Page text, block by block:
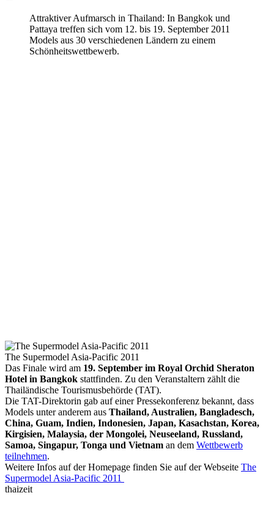
Attraktiver Aufmarsch in Thailand: In Bangkok und
Pattaya treffen sich vom 12. bis 19. September 2011
Models aus 30 verschiedenen Ländern zu einem
Schönheitswettbewerb.
The Supermodel Asia-Pacific 2011
Das Finale wird am 19. September im Royal Orchid Sheraton
Hotel in Bangkok stattfinden. Zu den Veranstaltern zählt die
Thailändische Tourismusbehörde (TAT).
Die TAT-Direktorin gab auf einer Pressekonferenz bekannt, dass
Models unter anderem aus Thailand, Australien, Bangladesch,
China, Guam, Indien, Indonesien, Japan, Kasachstan, Korea,
Kirgisien, Malaysia, der Mongolei, Neuseeland, Russland,
Samoa, Singapur, Tonga und Vietnam an dem Wettbewerb
teilnehmen.
Weitere Infos auf der Homepage finden Sie auf der Webseite The
Supermodel Asia-Pacific 2011
thaizeit